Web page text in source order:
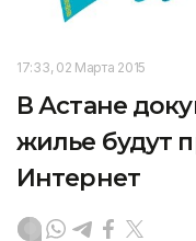
17:33, 02 Марта 2015
В Астане
жилье будут
Интернет